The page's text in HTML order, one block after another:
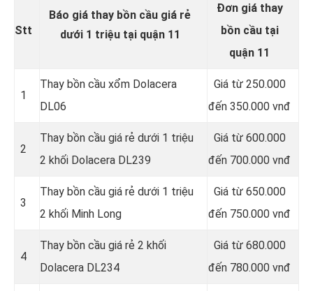
Stt
Báo giá thay bồn cầu giá rẻ
dưới 1 triệu tại quận 11
Đơn giá thay
bồn cầu tại
quận 11
1
Thay bồn cầu xổm Dolacera
DL06
Giá từ 250.000
đến 350.000 vnđ
2
Thay bồn cầu giá rẻ dưới 1 triệu
2 khối Dolacera DL239
Giá từ 600.000
đến 700.000 vnđ
3
Thay bồn cầu giá rẻ dưới 1 triệu
2 khối Minh Long
Giá từ 650.000
đến 750.000 vnđ
4
Thay bồn cầu giá rẻ 2 khối
Dolacera DL234
Giá từ 680.000
đến 780.000 vnđ